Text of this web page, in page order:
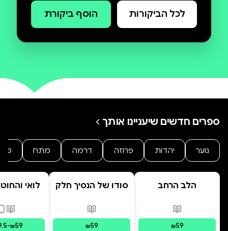
לכל הביקורות הוסף ביקורת
ספרים חדשים שיעניינו אותך
נוער יהדות פרוזה דרמה מתח
הלב הרחב
פורמטים זמינים מודפס
₪59
סודו של הנסיך חלק
הנסתר
פורמטים זמינים
מודפס
₪59
לואי
-₪59